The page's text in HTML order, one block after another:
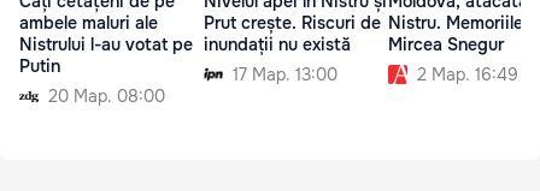
ambele maluri ale
Nistrului l-au votat pe
Putin
20 Мар. 08:00
Prut crește. Riscuri de
inundații nu există
17 Мар. 13:00
Nistru. Memoriile
Mircea Snegur
2 Мар. 16:49